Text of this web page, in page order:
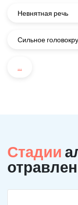
Невнятная речь
Сильное
...
Стадии